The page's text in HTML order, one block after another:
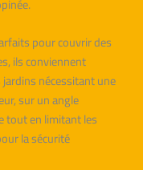
pour couvrir des
ils conviennent
nécessitant une
sur un angle
tout en limitant les
la sécurité